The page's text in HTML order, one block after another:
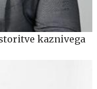
kaznivega